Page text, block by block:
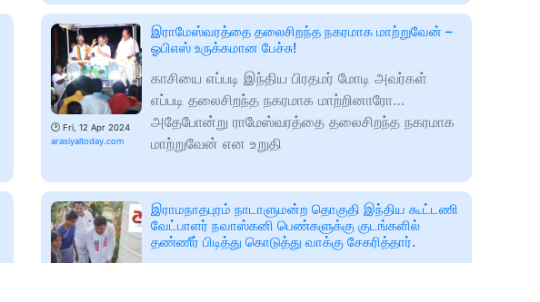
🕑 Fri, 12 Apr 2024
arasiyaltoday.com
இராமேஸ்வரத்தை தலைசிறந்த நகரமாக மாற்றுவேன் –
ஓபிஎஸ் உருக்கமான பேச்சு!
காசியை எப்படி இந்திய பிரதமர் மோடி அவர்கள்
எப்படி தலைசிறந்த நகரமாக மாற்றினாரோ…
அதேபோன்று ராமேஸ்வரத்தை தலைசிறந்த நகரமாக
மாற்றுவேன் என உறுதி
இராமநாதபுரம் நாடாளுமன்ற தொகுதி இந்திய கூட்டணி
வேட்பாளர் நவாஸ்கனி பெண்களுக்கு குடங்களில்
தண்ணீர் பிடித்து கொடுத்து வாக்கு சேகரித்தார்.